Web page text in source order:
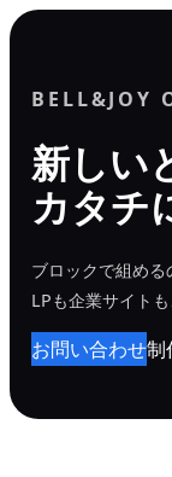
内
BELL&JOY
新しい
カタチ
ブロックで組める
LPも企業サイト
お問い合わせ制